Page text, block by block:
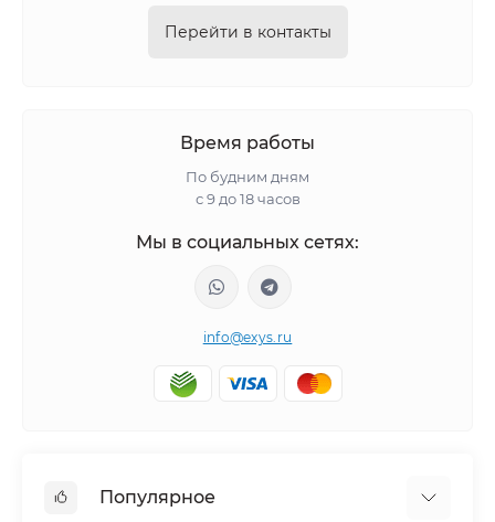
Перейти в контакты
Время работы
По будним дням
с 9 до 18 часов
Мы в социальных сетях:
info@exys.ru
Популярное